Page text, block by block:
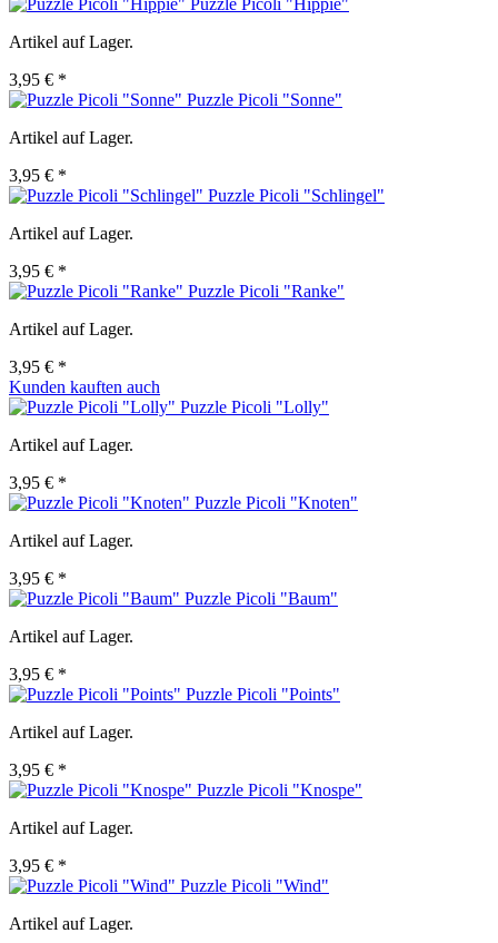
Puzzle Picoli "Hippie"
Artikel auf Lager.
3,95 € *
Puzzle Picoli "Sonne"
Artikel auf Lager.
3,95 € *
Puzzle Picoli "Schlingel"
Artikel auf Lager.
3,95 € *
Puzzle Picoli "Ranke"
Artikel auf Lager.
3,95 € *
Kunden kauften auch
Puzzle Picoli "Lolly"
Artikel auf Lager.
3,95 € *
Puzzle Picoli "Knoten"
Artikel auf Lager.
3,95 € *
Puzzle Picoli "Baum"
Artikel auf Lager.
3,95 € *
Puzzle Picoli "Points"
Artikel auf Lager.
3,95 € *
Puzzle Picoli "Knospe"
Artikel auf Lager.
3,95 € *
Puzzle Picoli "Wind"
Artikel auf Lager.